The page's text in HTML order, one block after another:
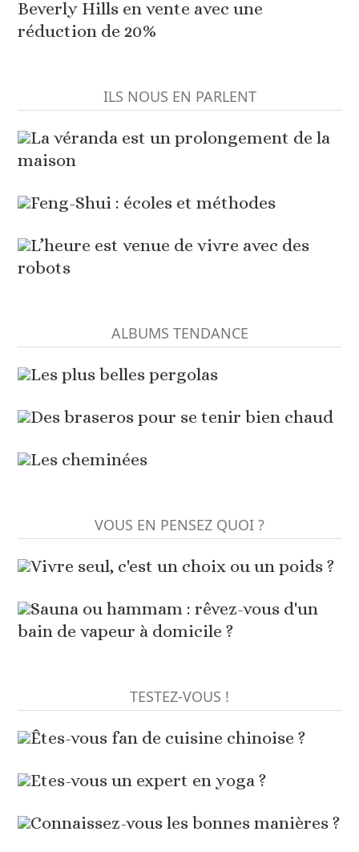
Beverly Hills en vente avec une
réduction de 20%
ILS NOUS EN PARLENT
La véranda est un prolongement de la
maison
Feng-Shui : écoles et méthodes
L’heure est venue de vivre avec des
robots
ALBUMS TENDANCE
Les plus belles pergolas
Des braseros pour se tenir bien chaud
Les cheminées
VOUS EN PENSEZ QUOI ?
Vivre seul, c'est un choix ou un poids ?
Sauna ou hammam : rêvez-vous d'un
bain de vapeur à domicile ?
TESTEZ-VOUS !
Êtes-vous fan de cuisine chinoise ?
Etes-vous un expert en yoga ?
Connaissez-vous les bonnes manières ?